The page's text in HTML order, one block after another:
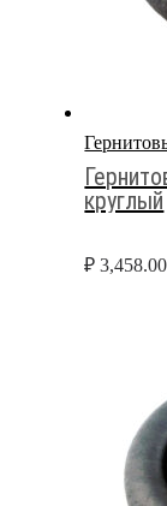
круглый
₽ 3,458.00